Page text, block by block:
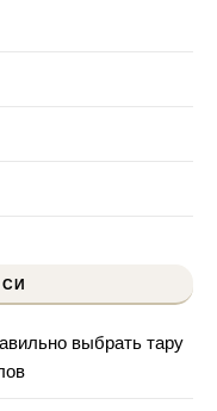
выбрать тару